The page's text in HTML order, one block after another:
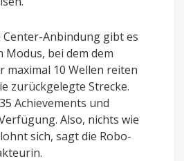
Center-Anbindung gibt es
Modus, bei dem dem
maximal 10 Wellen reiten
zurückgelegte Strecke.
Achievements und
Also, nichts wie
sich, sagt die Robo-